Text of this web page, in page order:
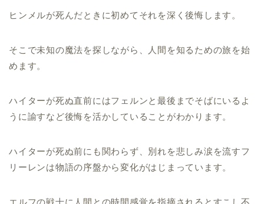
ヒンメルが死んだときに初めてそれを深く後悔します。
そこで未知の魔法を探しながら、人間を知るための旅を始
めます。
ハイターが死ぬ直前にはフェルンと最後までそばにいるよ
うに諭すなど後悔を活かしていることがわかります。
ハイターが死ぬ前にも関わらず、別れを悲しみ涙を流すフ
リーレンは物語の序盤から変化がはじまっています。